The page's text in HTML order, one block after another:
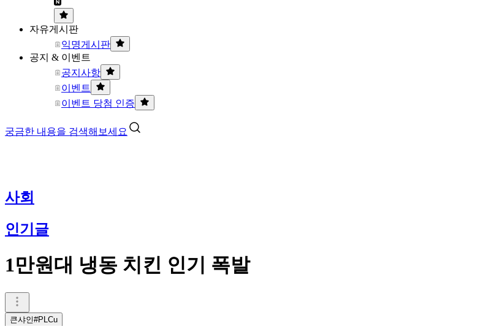
자유게시판
익명게시판
공지 & 이벤트
공지사항
이벤트
이벤트 당첨 인증
궁금한 내용을 검색해보세요
사회
인기글
1만원대 냉동 치킨 인기 폭발
큰샤인#PLCu